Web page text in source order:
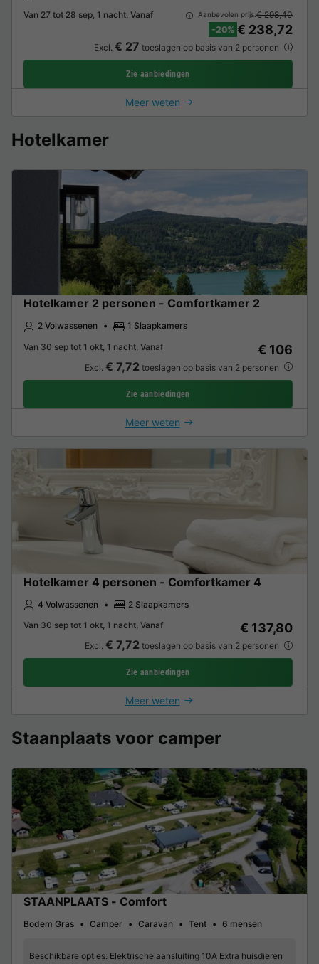
Van 27 tot 28 sep, 1 nacht, Vanaf
Aanbevolen prijs:€ 298,40
-20% € 238,72
Excl. € 27 toeslagen op basis van 2 personen
Zie aanbiedingen
Meer weten
Hotelkamer
Hotelkamer 2 personen - Comfortkamer 2
2 Volwassenen
1 Slaapkamers
Van 30 sep tot 1 okt, 1 nacht, Vanaf
€ 106
Excl. € 7,72 toeslagen op basis van 2 personen
Zie aanbiedingen
Meer weten
Hotelkamer 4 personen - Comfortkamer 4
4 Volwassenen
2 Slaapkamers
Van 30 sep tot 1 okt, 1 nacht, Vanaf
€ 137,80
Excl. € 7,72 toeslagen op basis van 2 personen
Zie aanbiedingen
Meer weten
Staanplaats voor camper
STAANPLAATS - Comfort
Bodem Gras Camper Caravan Tent 6 mensen
Beschikbare opties: Elektrische aansluiting 10A Extra huisdieren